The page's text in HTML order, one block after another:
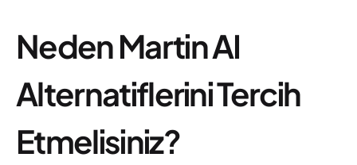
Neden Martin AI
Alternatiflerini Tercih
Etmelisiniz?